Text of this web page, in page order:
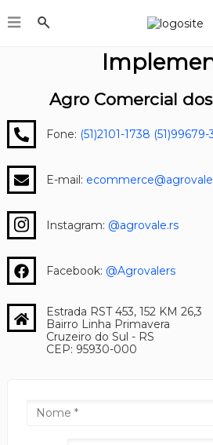
Fale com a
Agro Comercial
Fone: (51)2101-1738 (51)99679-
E-mail:
Instagram: @agrovale.rs
Facebook: @Agrovalers
Estrada RST 453, 152 KM 26,3
Bairro Linha Primavera
Cruzeiro do Sul - RS
CEP: 95930-000